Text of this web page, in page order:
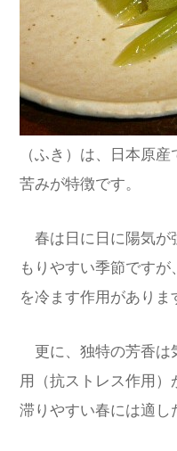
（ふき）は、日本原
苦みが特徴です。
春は日に日に陽気が
もりやすい季節です
を冷ます作用がありま
更に、独特の芳香は
用（抗ストレス作用
滞りやすい春には適し